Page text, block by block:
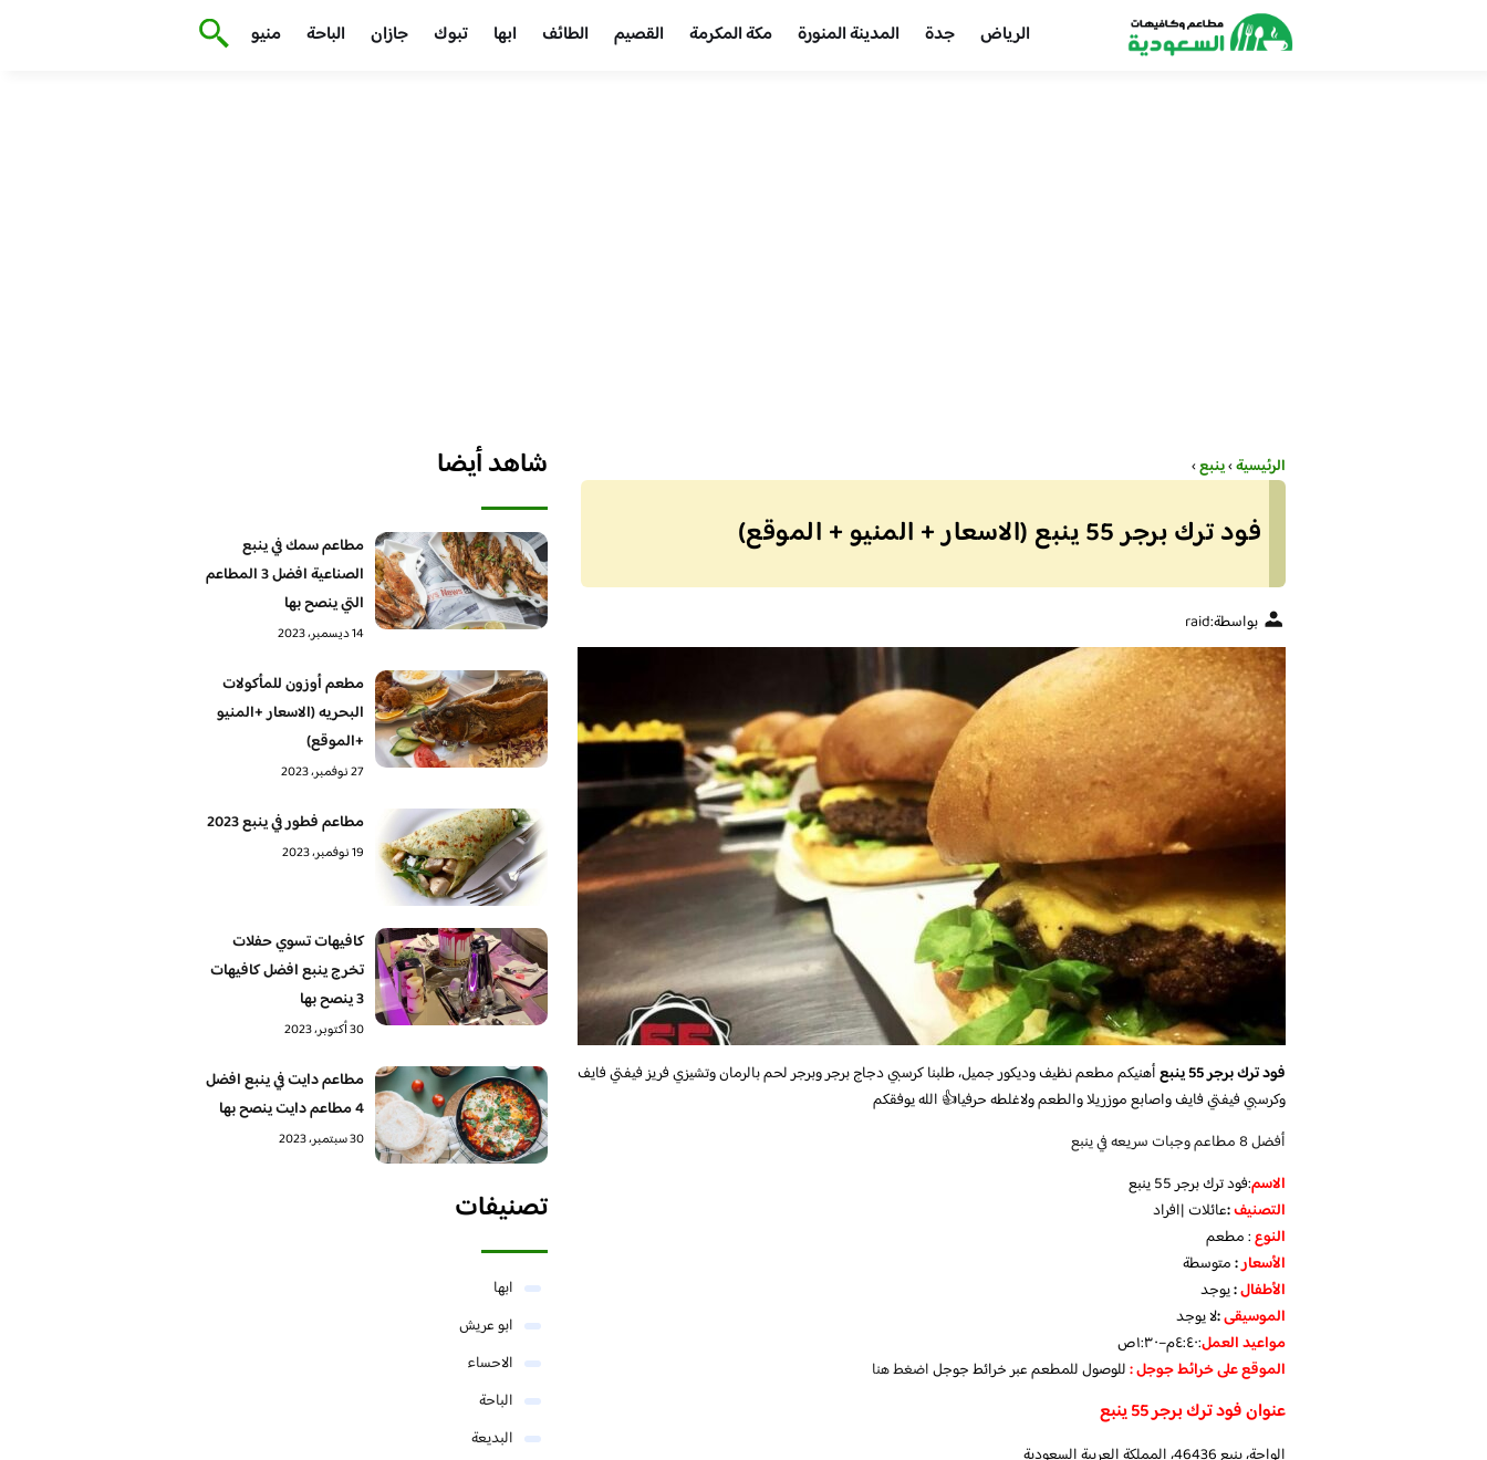
الرياض جدة المدينة المنورة مكة المكرمة القصيم الطائف ابها تبوك جازان الباحة منيو
الرئيسية›ينبع›
فود ترك برجر 55 ينبع (الاسعار + المنيو + الموقع)
بواسطة:raid
فود ترك برجر 55 ينبع
أهنيكم مطعم نظيف وديكور جميل، طلبنا كرسبي دجاج برجر وبرجر لحم بالرمان وتشيزي فريز فيفتي فايف
وكرسبي فيفتي فايف واصابع موزريلا والطعم ولاغلطه حرفيا👍 الله يوفقكم
أفضل 8 مطاعم وجبات سريعه في ينبع
الاسم:فود ترك برجر 55 ينبع
التصنيف:عائلات |افراد
النوع: مطعم
الأسعار:متوسطة
الأطفال:يوجد
الموسيقى:لايوجد
مواعيد العمل:٤:٤٠م–١:٣٠ص
الموقع على خرائط جوجل :للوصول للمطعم عبر خرائط جوجلاضغط هنا
عنوان فود ترك برجر 55 ينبع
شاهد أيضا
مطاعم سمك في ينبع
الصناعية افضل 3 المطاعم
التي ينصح بها
14 ديسمبر، 2023
مطعم أوزون للمأكولات
البحريه (الاسعار +المنيو
+الموقع)
27 نوفمبر، 2023
مطاعم فطور في ينبع 2023
19 نوفمبر، 2023
كافيهات تسوي حفلات
تخرج ينبع افضل كافيهات
3 ينصح بها
30 أكتوبر، 2023
مطاعم دايت في ينبع افضل
4 مطاعم دايت ينصح بها
30 سبتمبر، 2023
تصنيفات
ابها
ابو عريش
الاحساء
الباحة
البديعة